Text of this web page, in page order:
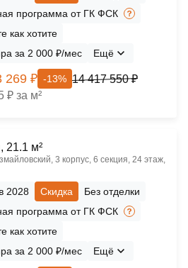
программа от ГК ФСК
как хотите
за 2 000 ₽/мес
Ещё
269 ₽ -13% 14 417 550 ₽
₽ за м²
21.1 м²
3 корпус, 6 секция, 24 этаж,
2028 Скидка
Без отделки
программа от ГК ФСК
как хотите
за 2 000 ₽/мес
Ещё